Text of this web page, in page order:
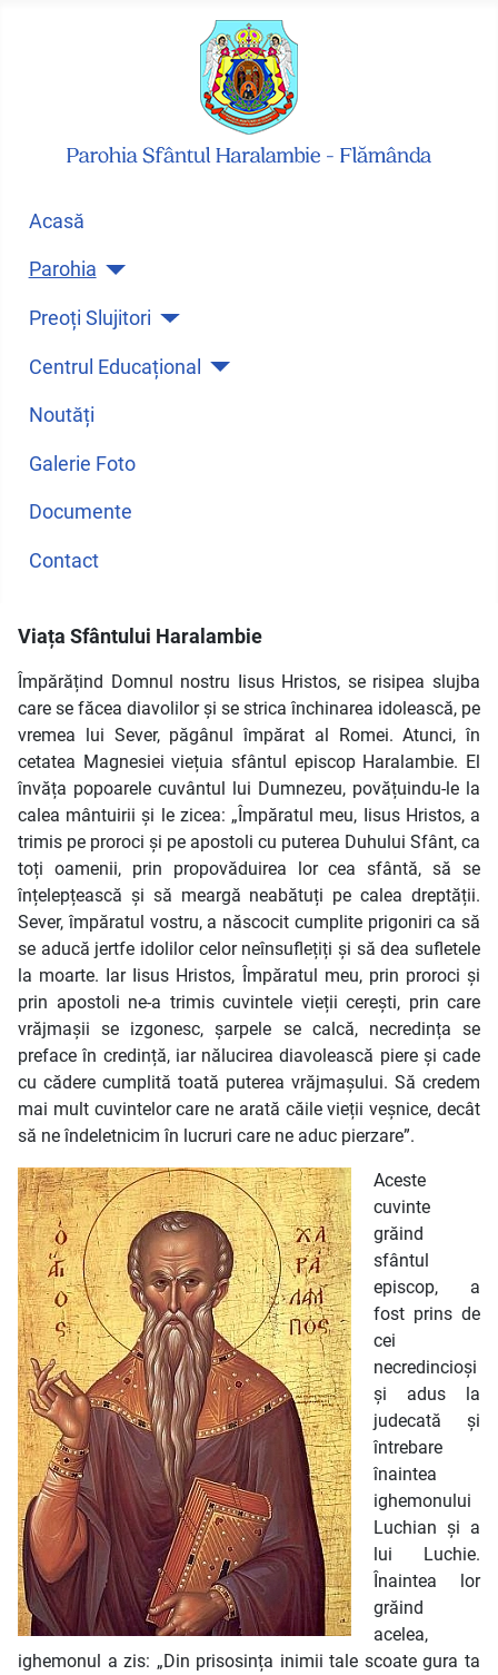
Acasă
Parohia
Preoți Slujitori
Centrul Educațional
Noutăți
Galerie Foto
Documente
Contact
Viața Sfântului Haralambie
Împărățind Domnul nostru Iisus Hristos, se risipea slujba
care se făcea diavolilor și se strica închinarea idolească, pe
vremea lui Sever, păgânul împărat al Romei. Atunci, în
cetatea Magnesiei viețuia sfântul episcop Haralambie. El
învăța popoarele cuvântul lui Dumnezeu, povățuindu-le la
calea mântuirii și le zicea: „Împăratul meu, Iisus Hristos, a
trimis pe proroci și pe apostoli cu puterea Duhului Sfânt, ca
toți oamenii, prin propovăduirea lor cea sfântă, să se
înțelepțească și să meargă neabătuți pe calea dreptății.
Sever, împăratul vostru, a născocit cumplite prigoniri ca să
se aducă jertfe idolilor celor neînsuflețiți și să dea sufletele
la moarte. Iar Iisus Hristos, Împăratul meu, prin proroci și
prin apostoli ne-a trimis cuvintele vieții cerești, prin care
vrăjmașii se izgonesc, șarpele se calcă, necredința se
preface în credință, iar nălucirea diavolească piere și cade
cu cădere cumplită toată puterea vrăjmașului. Să credem
mai mult cuvintelor care ne arată căile vieții veșnice, decât
să ne îndeletnicim în lucruri care ne aduc pierzare”.
Aceste
cuvinte
grăind
sfântul
episcop, a
fost prins de
cei
necredincioși
și adus la
judecată și
întrebare
înaintea
ighemonului
Luchian și a
lui Luchie.
Înaintea lor
grăind
acelea,
ighemonul a zis: „Din prisosința inimii tale scoate gura ta